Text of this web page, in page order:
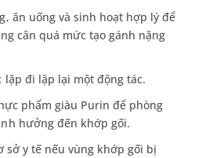
ăn uống và sinh hoạt hợp lý để
cân quá mức tạo gánh nặng
lặp đi lặp lại một động tác.
phẩm giàu Purin để phòng
hưởng đến khớp gối.
sở y tế nếu vùng khớp gối bị